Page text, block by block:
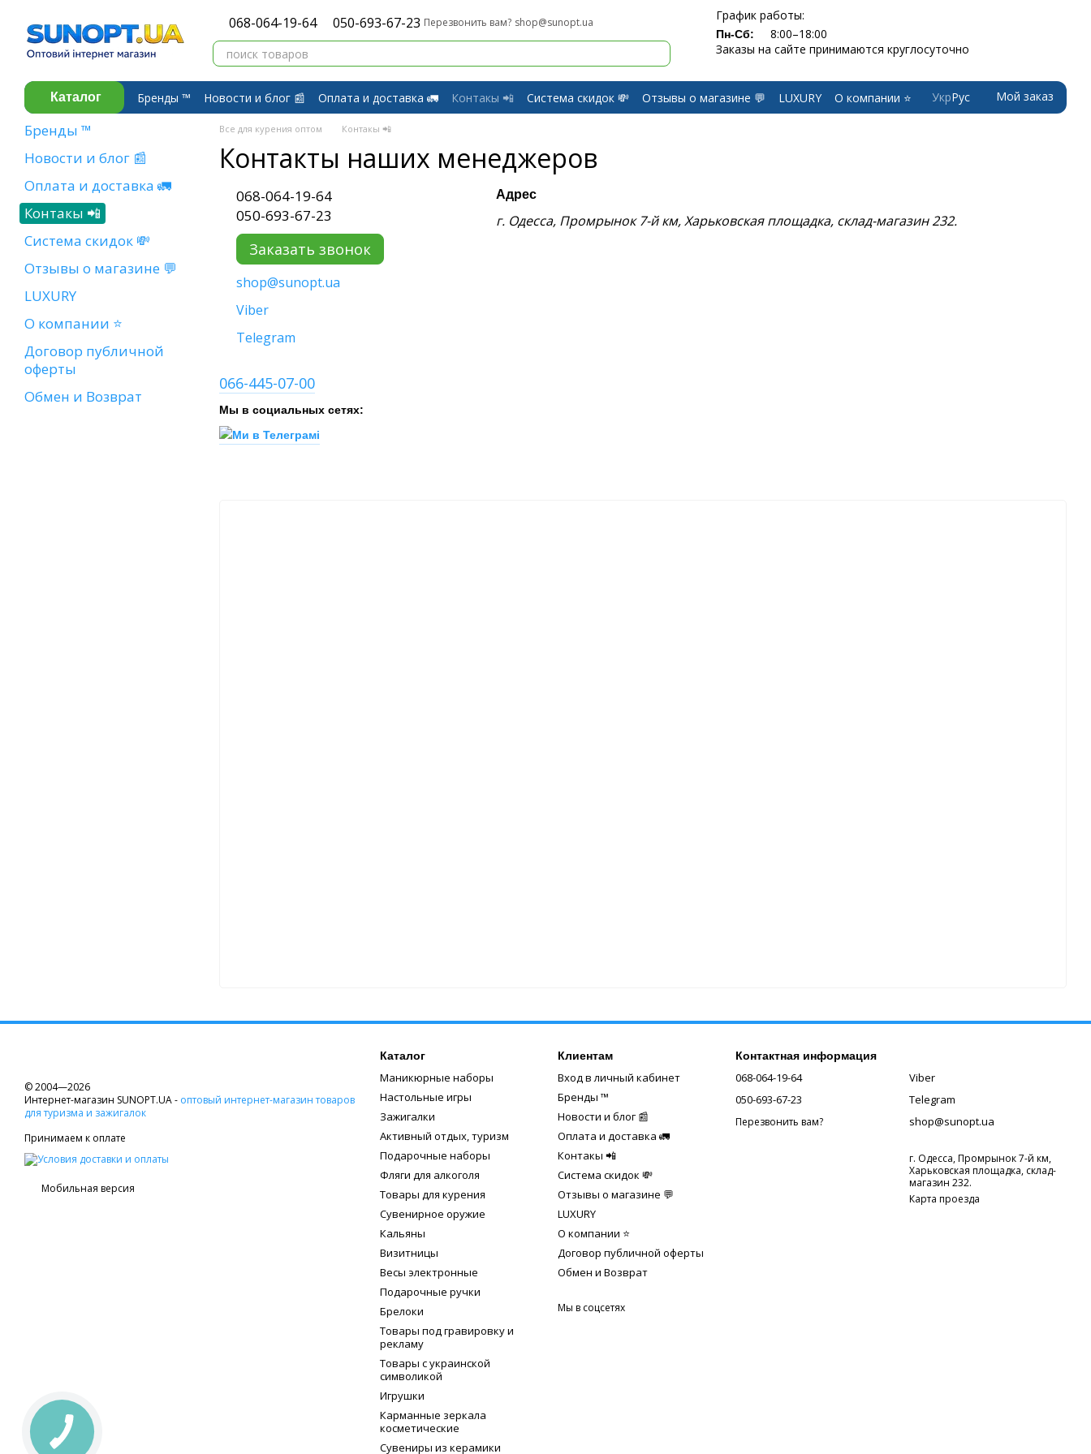
068-064-19-64 050-693-67-23 Перезвонить вам? shop@sunopt.ua График работы:
Пн-Сб:
8:00–18:00
Заказы на сайте принимаются круглосуточно
Каталог Бренды ™️ Новости и блог 📰 Оплата и доставка 🚛 Контакы 📲 Система скидок 💸 Отзывы о магазине 💬 LUXURY
О компании ⭐
Договор публичной оферты
Обмен и Возврат
УкрРус Мой заказ
Все для курения оптом Контакы 📲
Контакты наших менеджеров
068-064-19-64
050-693-67-23
Заказать звонок
shop@sunopt.ua
Viber
Telegram
Адрес
г. Одесса, Промрынок 7-й км, Харьковская площадка, склад-магазин 232.
066-445-07-00
Мы в социальных сетях:
Бренды ™️
Новости и блог 📰
Оплата и доставка 🚛
Контакы 📲
Система скидок 💸
Отзывы о магазине 💬
LUXURY
О компании ⭐
Договор публичной
оферты
Обмен и Возврат
© 2004—2026
Интернет-магазин SUNOPT.UA - оптовый интернет-магазин товаров
для туризма и зажигалок
Принимаем к оплате
Мобильная версия
Каталог
Маникюрные наборы
Настольные игры
Зажигалки
Активный отдых, туризм
Подарочные наборы
Фляги для алкоголя
Товары для курения
Сувенирное оружие
Кальяны
Визитницы
Весы электронные
Подарочные ручки
Брелоки
Товары под гравировку и
рекламу
Товары с украинской
символикой
Игрушки
Карманные зеркала
косметические
Сувениры из керамики
Клиентам
Вход в личный кабинет
Бренды ™️
Новости и блог 📰
Оплата и доставка 🚛
Контакы 📲
Система скидок 💸
Отзывы о магазине 💬
LUXURY
О компании ⭐
Договор публичной оферты
Обмен и Возврат
Мы в соцсетях
Контактная информация
068-064-19-64
050-693-67-23
Перезвонить вам?
Viber
Telegram
shop@sunopt.ua
г. Одесса, Промрынок 7-й км,
Харьковская площадка, склад-
магазин 232.
Карта проезда